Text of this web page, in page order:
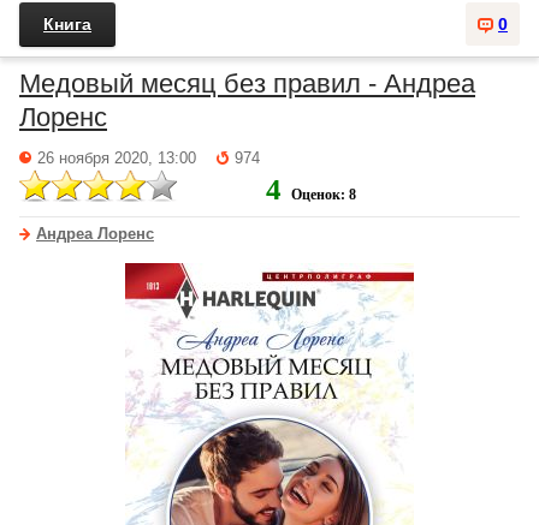
0
Книга
Медовый месяц без правил - Андреа
Лоренс
26 ноября 2020, 13:00 974
4 Оценок: 8
Андреа Лоренс